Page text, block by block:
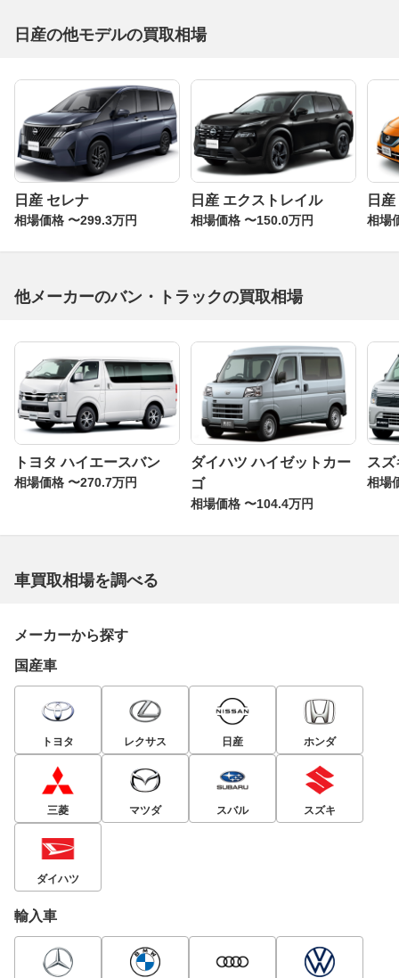
日産の他モデルの買取相場
日産 セレナ
相場価格 〜299.3万円
日産 エクストレイル
相場価格 〜150.0万円
日
相場
他メーカーのバン・トラックの買取相場
トヨタ ハイエースバン
相場価格 〜270.7万円
ダイハツ ハイゼットカー
ゴ
相場価格 〜104.4万円
ス
相場
車買取相場を調べる
メーカーから探す
国産車
トヨタ レクサス 日産 ホンダ
三菱 マツダ スバル スズキ
ダイハツ
輸入車